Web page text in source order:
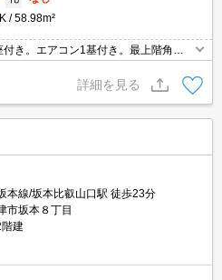
58.98m²
き。エアコン1基付き。最上階角部
インターホン付き。洗面化粧台付き。
詳細を見る
本線/坂本比叡山口駅 徒歩23分
市坂本８丁目
建